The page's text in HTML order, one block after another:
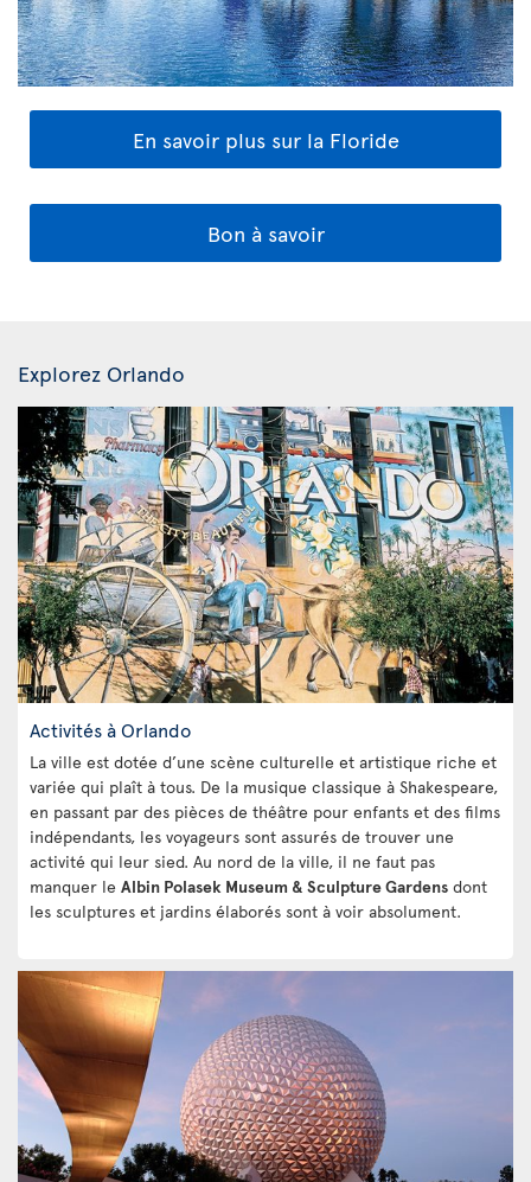
En savoir plus sur la Floride
Bon à savoir
Explorez Orlando
Activités à Orlando
La ville est dotée d’une scène culturelle et artistique riche et
variée qui plaît à tous. De la musique classique à Shakespeare,
en passant par des pièces de théâtre pour enfants et des films
indépendants, les voyageurs sont assurés de trouver une
activité qui leur sied. Au nord de la ville, il ne faut pas
manquer le Albin Polasek Museum & Sculpture Gardens dont
les sculptures et jardins élaborés sont à voir absolument.